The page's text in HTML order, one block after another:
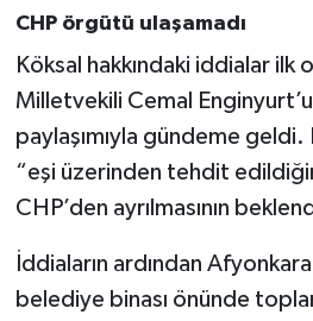
CHP örgütü ulaşamadı
Köksal hakkındaki iddialar ilk
Milletvekili Cemal
paylaşımıyla gündeme geldi.
“eşi üzerinden tehdit
CHP’den ayrılmasının
İddiaların ardından
belediye binası önünde